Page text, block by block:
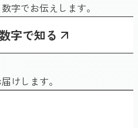
字でお伝えします。
数字で知る
けします。